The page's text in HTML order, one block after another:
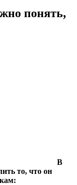
понять,
В
то, что он